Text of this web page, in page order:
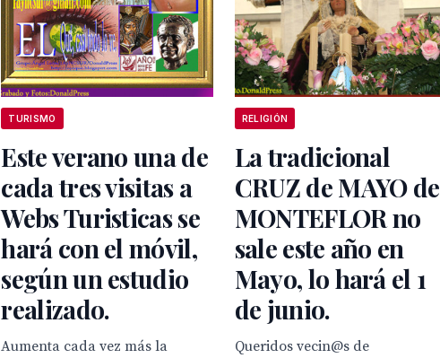
TURISMO
Este verano una de
cada tres visitas a
Webs Turisticas se
hará con el móvil,
según un estudio
realizado.
Aumenta cada vez más la
RELIGIÓN
La tradicional
CRUZ de MAYO de
MONTEFLOR no
sale este año en
Mayo, lo hará el 1
de junio.
Queridos vecin@s de